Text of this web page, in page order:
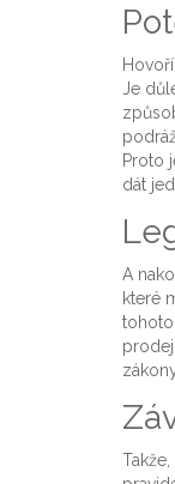
Je
Proto
dát
A
které
tohoto